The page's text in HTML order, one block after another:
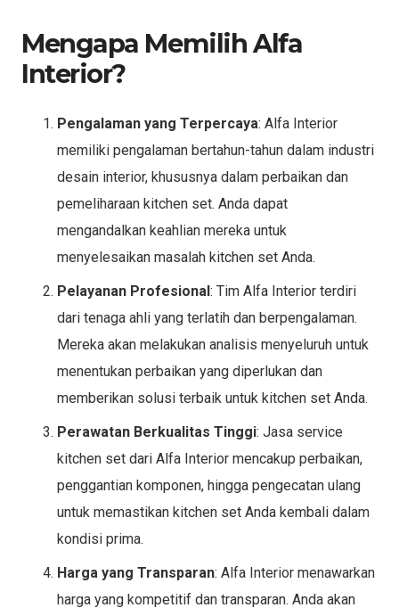
Mengapa Memilih Alfa
Interior?
Pengalaman yang Terpercaya: Alfa Interior
memiliki pengalaman bertahun-tahun dalam industri
desain interior, khususnya dalam perbaikan dan
pemeliharaan kitchen set. Anda dapat
mengandalkan keahlian mereka untuk
menyelesaikan masalah kitchen set Anda.
Pelayanan Profesional: Tim Alfa Interior terdiri
dari tenaga ahli yang terlatih dan berpengalaman.
Mereka akan melakukan analisis menyeluruh untuk
menentukan perbaikan yang diperlukan dan
memberikan solusi terbaik untuk kitchen set Anda.
Perawatan Berkualitas Tinggi: Jasa service
kitchen set dari Alfa Interior mencakup perbaikan,
penggantian komponen, hingga pengecatan ulang
untuk memastikan kitchen set Anda kembali dalam
kondisi prima.
Harga yang Transparan: Alfa Interior menawarkan
harga yang kompetitif dan transparan. Anda akan